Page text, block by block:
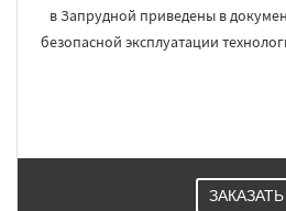
в Запрудной приведены в
безопасной эксплуатации
ЗАКАЗАТЬ